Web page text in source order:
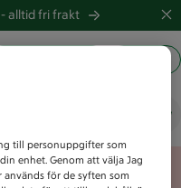
alltid fri frakt
till personuppgifter som
enhet. Genom att välja Jag
för de syften som